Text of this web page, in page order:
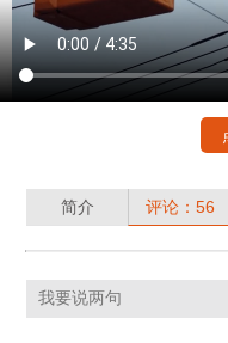
简介 评论：56